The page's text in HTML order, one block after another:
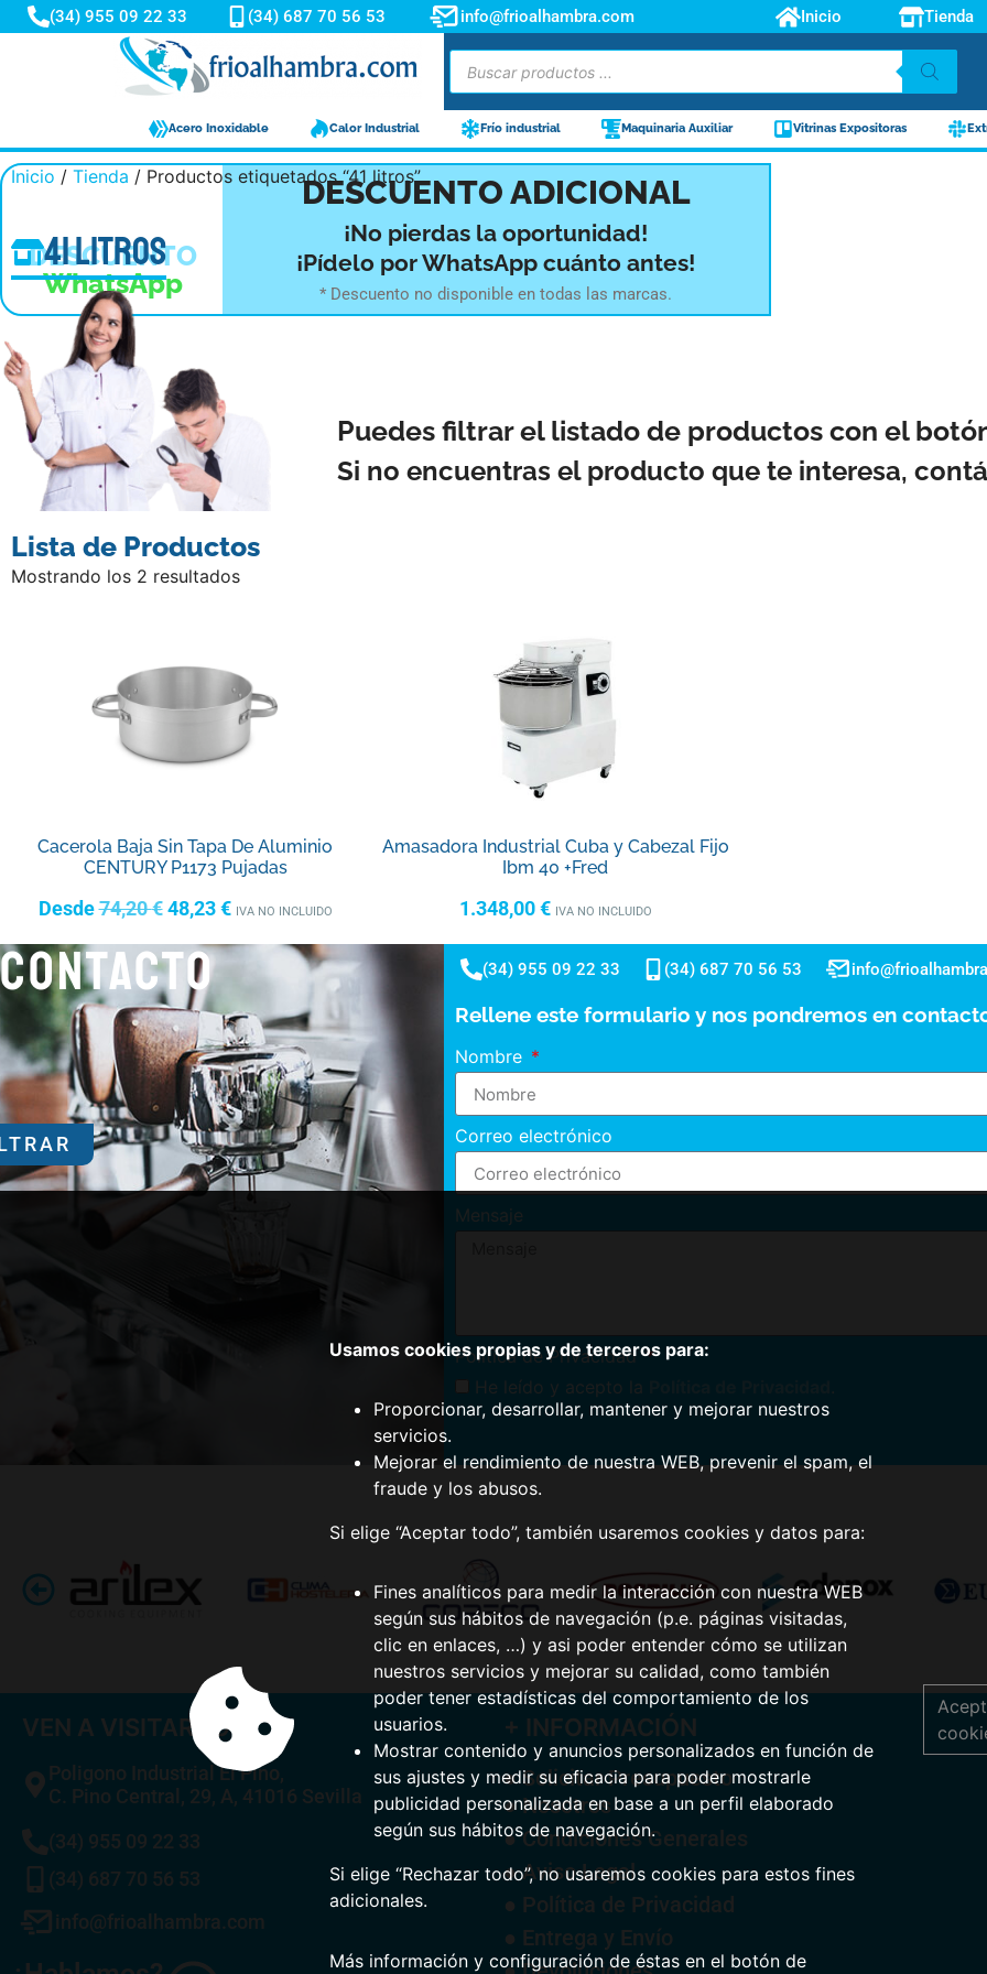
(34) 955 09 22 33 (34) 687 70 56 53 info@frioalhambra.com Inicio Tienda
Acero Inoxidable Calor Industrial Frío industrial Maquinaria Auxiliar Vitrinas Expositoras
-10%
DESCUENTO
WhatsApp
DESCUENTO ADICIONAL
¡No pierdas la oportunidad!
¡Pídelo por WhatsApp cuánto antes!
* Descuento no disponible en todas las marcas.
Inicio / Tienda / Productos etiquetados “41 litros”
41 litros
Puedes filtrar el listado de productos con el
Si no encuentras el producto que te interesa,
Lista de Productos
Mostrando los 2 resultados
Cacerola Baja Sin Tapa De Aluminio
CENTURY P1173 Pujadas
Desde74,20€ 48,23€ IVA NO INCLUIDO
Amasadora Industrial Cuba y Cabezal Fijo
Ibm 40 +Fred
1.348,00€ IVA NO INCLUIDO
CONTACTO (34) 955 09 22 33 (34) 687 70 56 53
Rellene este formulario y nos pondremos en
Nombre
Correo electrónico
Mensaje
Política de Privacidad
He leído y acepto la
VEN A VISITARNOS
Poligono Industrial El Pino,
C. Pino Central, 29, A, 41016 Sevilla
(34) 955 09 22 33
(34) 687 70 56 53
info@frioalhambra.com
+ INFORMACIÓN
● Solicitar Presupuesto
● Nosotros
● Condiciones Generales
● Aviso Legal
● Política de Privacidad
● Entrega y Envío
Usamos cookies propias y de terceros para:
Proporcionar, desarrollar, mantener y mejorar nuestros
servicios.
Mejorar el rendimiento de nuestra WEB, prevenir el spam, el
fraude y los abusos.
Si elige “Aceptar todo”, también usaremos cookies y datos para:
Fines analíticos para medir la interacción con nuestra WEB
según sus hábitos de navegación (p.e. páginas visitadas,
clic en enlaces, …) y asi poder entender cómo se utilizan
nuestros servicios y mejorar su calidad, como también
poder tener estadísticas del comportamiento de los
usuarios.
Mostrar contenido y anuncios personalizados en función de
sus ajustes y medir su eficacia para poder mostrarle
publicidad personalizada en base a un perfil elaborado
según sus hábitos de navegación.
Si elige “Rechazar todo”, no usaremos cookies para estos fines
adicionales.
Más información y configuración de éstas en el botón de